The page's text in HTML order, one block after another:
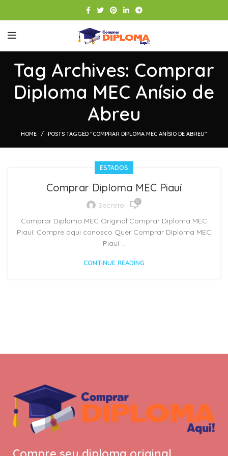
Tag Archives: Comprar
Diploma MEC Anísio de
Abreu
HOME POSTS TAGGED "COMPRAR DIPLOMA MEC ANÍSIO DE ABREU"
ESTADOS
Comprar Diploma MEC Piauí
Secreto 0
Comprar Diploma MEC Original Comprar Diploma MEC
Piauí: Compre aqui conosco Quer Comprar Diploma MEC
Piauí ...
CONTINUE READING